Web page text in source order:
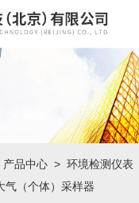
产品中心 >环境检测仪表
气（个体）采样器